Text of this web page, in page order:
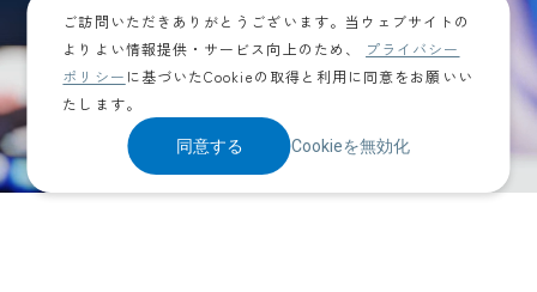
ご訪問いただきありがとうございます。当ウェブサイトの
よりよい情報提供・サービス向上のため、
プライバシー
ポリシー に基づいたCookieの取得と利用に同意をお願いい
たします。
同意する Cookieを無効化